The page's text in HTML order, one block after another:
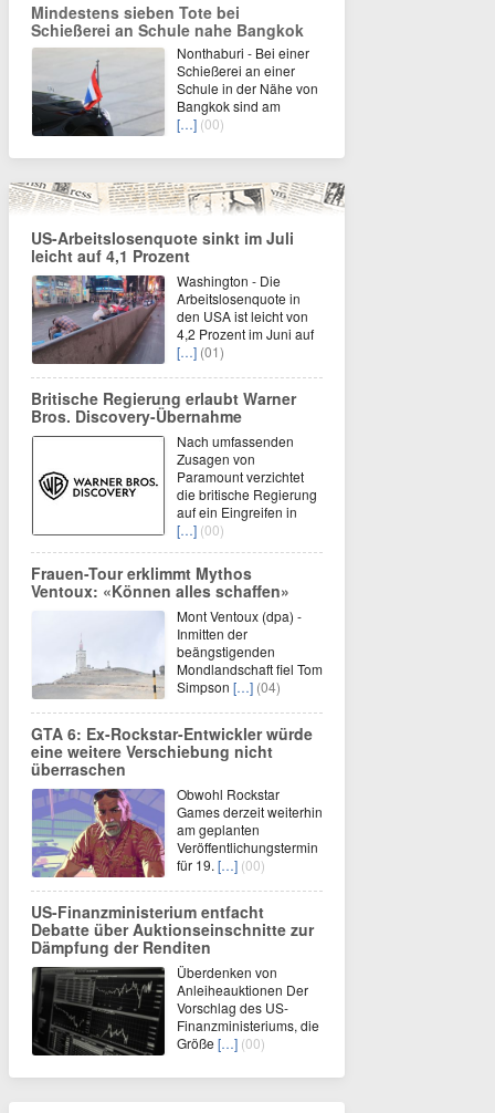
Mindestens sieben Tote bei
Schießerei an Schule nahe Bangkok
Nonthaburi - Bei einer
Schießerei an einer
Schule in der Nähe von
Bangkok sind am
[…] (00)
US-Arbeitslosenquote sinkt im Juli
leicht auf 4,1 Prozent
Washington - Die
Arbeitslosenquote in
den USA ist leicht von
4,2 Prozent im Juni auf
[…] (01)
Britische Regierung erlaubt Warner
Bros. Discovery-Übernahme
Nach umfassenden
Zusagen von
Paramount verzichtet
die britische Regierung
auf ein Eingreifen in
[…] (00)
Frauen-Tour erklimmt Mythos
Ventoux: «Können alles schaffen»
Mont Ventoux (dpa) -
Inmitten der
beängstigenden
Mondlandschaft fiel Tom
Simpson […] (04)
GTA 6: Ex-Rockstar-Entwickler würde
eine weitere Verschiebung nicht
überraschen
Obwohl Rockstar
Games derzeit weiterhin
am geplanten
Veröffentlichungstermin
für 19. […] (00)
US-Finanzministerium entfacht
Debatte über Auktionseinschnitte zur
Dämpfung der Renditen
Überdenken von
Anleiheauktionen Der
Vorschlag des US-
Finanzministeriums, die
Größe […] (00)